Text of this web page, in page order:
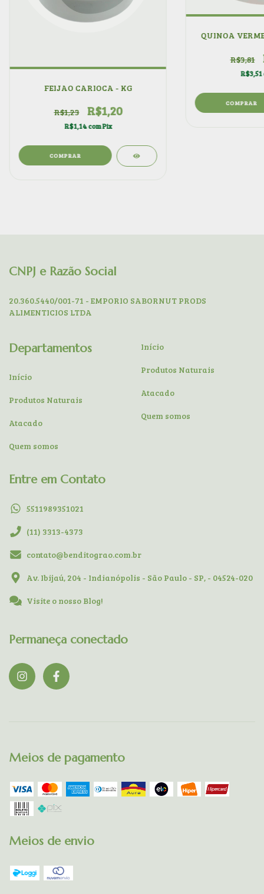
FEIJAO CARIOCA - KG
R$1,23 R$1,20
R$1,14comPix
COMPRAR
QUINOA
R$3,81
R$3,51
COMPRAR
CNPJ e Razão Social
20.360.5440/001-71 - EMPORIO SABORNUT PRODS
ALIMENTICIOS LTDA
Departamentos
Início
Produtos Naturais
Atacado
Quem somos
Início
Produtos Naturais
Atacado
Quem somos
Entre em Contato
5511989351021
(11) 3313-4373
contato@benditograo.com.br
Av. Ibijaú, 204 - Indianópolis - São Paulo - SP, - 04524-020
Visite o nosso Blog!
Permaneça conectado
Meios de pagamento
Meios de envio